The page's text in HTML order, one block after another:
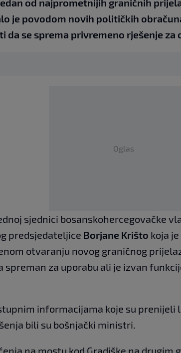
od najprometnijih graničnih
je povodom novih političkih
da se sprema privremeno rješenje za
Oglas
sjednici bosanskohercegovačke
predsjedateljice Borjane Krišto koja
otvaranju novog graničnog
spreman za uporabu ali je izvan
informacijama koje su prenijeli
bili su bošnjački ministri.
na mostu kod Gradiške na